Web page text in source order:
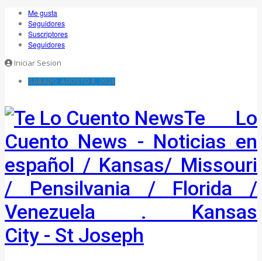
contenidoMe gusta
Seguidores
Suscriptores
Seguidores
Iniciar Sesion
SÁBADO, AGOSTO 8, 2026
Te Lo
Cuento News - Noticias en
español / Kansas/ Missouri
/ Pensilvania / Florida /
Venezuela . Kansas
City - St Joseph